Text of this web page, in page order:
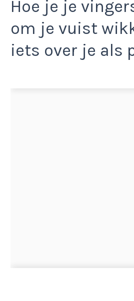
Hoe je je
om je vuist
iets over je als